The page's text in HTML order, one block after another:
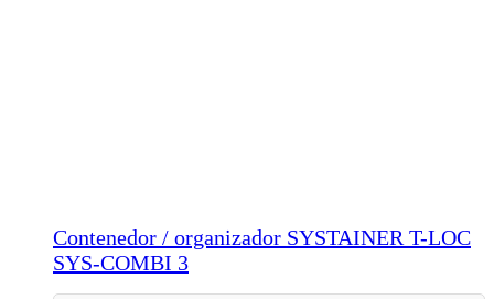
Contenedor / organizador SYSTAINER T-LOC
SYS-COMBI 3